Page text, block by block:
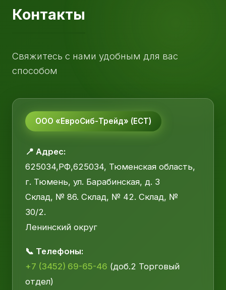
Контакты
Свяжитесь с нами удобным для вас
способом
ООО «ЕвроСиб-Трейд» (ЕСТ)
📍 Адрес:
625034,РФ,625034, Тюменская область,
г. Тюмень, ул. Барабинская, д. 3
Склад, № 86. Склад, № 42. Склад, №
30/2.
Ленинский округ
📞 Телефоны:
+7 (3452) 69-65-46 (доб.2 Торговый
отдел)